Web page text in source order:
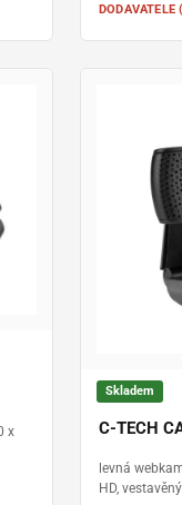
DODAVATELE
x
Skladem
C-TECH
levná
HD,